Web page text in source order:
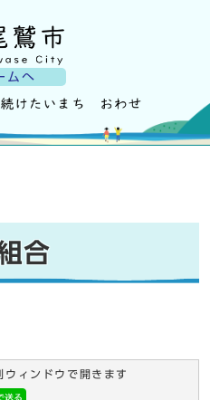
ムへ
合
ウィンドウで開きます